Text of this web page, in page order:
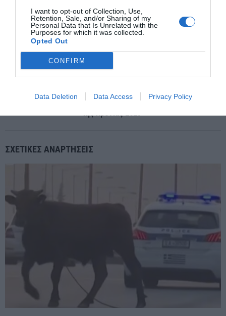
I want to opt-out of Collection, Use,
Retention, Sale, and/or Sharing of my
Personal Data that Is Unrelated with the
Purposes for which it was collected.
Opted Out
CONFIRM
Data Deletion Data Access Privacy Policy
ΠΡΟΗΓΟΎΜΕΝΗ ΑΝΆΡΤΗΣΗ
Κυριάκος Πιερρακάκης: Τι μεταδίδουν τα διεθνή πρακτορεία
για τον νέο πρόεδρο του Eurogroup
TIME: Οι αρχιτέκτονες της Τεχνητής Νοημοσύνης «Πρόσωπα
της Χρονιάς 2025»
ΣΧΕΤΙΚΈΣ ΑΝΑΡΤΉΣΕΙΣ